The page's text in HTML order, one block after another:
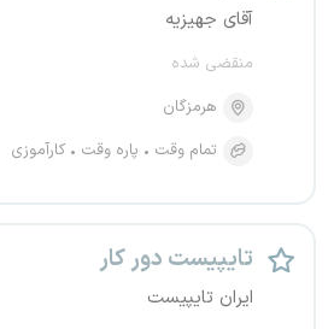
آقای جهیزیه
منقضی شده
هرمزگان
تمام وقت
پاره وقت کارآموزی
تایپیست دور کار
ایران تایپیست